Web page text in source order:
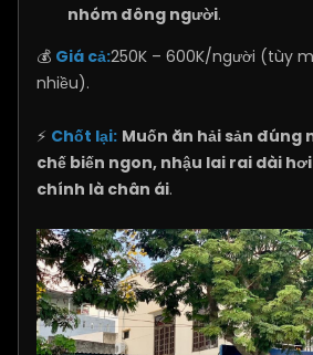
nhóm đông người.
💰 Giá cả:250K – 600K/người (tùy
nhiều).
⚡ Chốt lại: Muốn ăn hải sản đúng
chế biến ngon, nhậu lai rai dài
chính là chân ái.